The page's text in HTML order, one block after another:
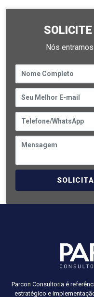
Nós
Parcon Consultoria é
estratégico e